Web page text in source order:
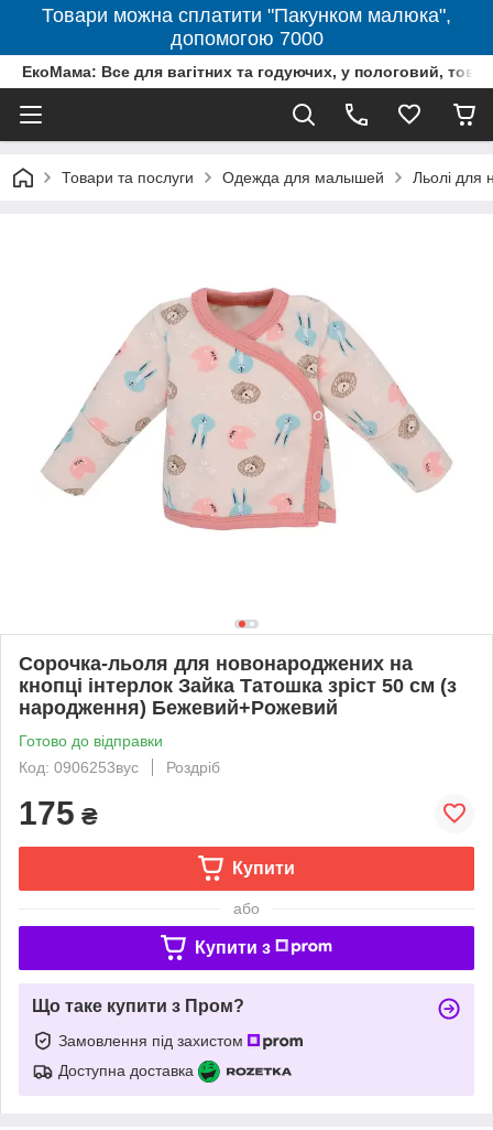
Товари можна сплатити "Пакунком малюка",
допомогою 7000
ЕкоМама: Все для вагітних та годуючих, у пологовий,
Товари та послуги Одежда для малышей Льолі для
Сорочка-льоля для новонароджених на
кнопці інтерлок Зайка Татошка зріст 50 см (з
народження) Бежевий+Рожевий
Готово до відправки
Код: 0906253вус
Роздріб
175 ₴
Купити
або
Купити з
Що таке купити з Пром?
Замовлення під захистом
Доступна доставка